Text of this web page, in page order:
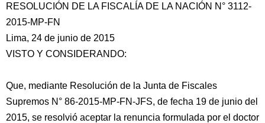
RESOLUCIÓN DE LA FISCALÍA DE LA NACIÓN N° 3112-
2015-MP-FN
Lima, 24 de junio de 2015
VISTO Y CONSIDERANDO:
Que, mediante Resolución de la Junta de Fiscales
Supremos N° 86-2015-MP-FN-JFS, de fecha 19 de junio del
2015, se resolvió aceptar la renuncia formulada por el doctor